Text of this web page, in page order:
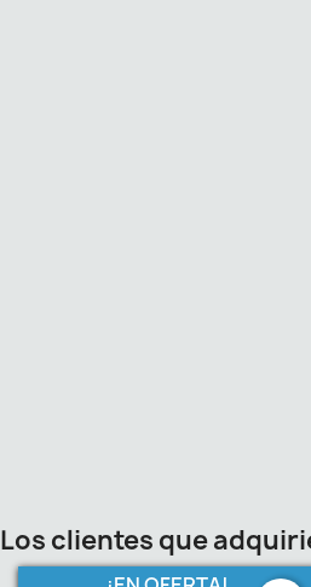
Los clientes que